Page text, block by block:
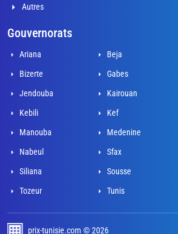
Autres
Gouvernorats
Ariana Beja
Bizerte
Gabes
Jendouba
Kairouan
Kebili
Kef
Manouba
Medenine
Nabeul
Sfax
Siliana
Sousse
Tozeur
Tunis
prix-tunisie.com © 2026